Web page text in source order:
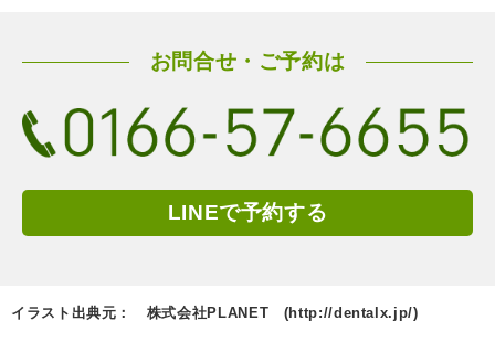
お問合せ・ご予約は
LINEで予約する
イラスト出典元： 株式会社PLANET (http://dentalx.jp/)